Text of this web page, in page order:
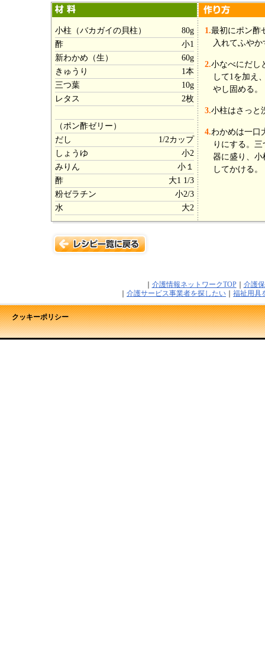
小柱（バカガイの貝柱）
80g
酢
小1
新わかめ（生）
60g
きゅうり
1本
三つ葉
10g
レタス
2枚
（ポン酢ゼリー）
だし
1/2カップ
しょうゆ
小2
みりん
小１
酢
大1 1/3
粉ゼラチン
小2/3
水
大2
1.最初にポン酢
入れてふやか
2.小なべにだし
して1を加え
やし固める。
3.小柱はさっと
4.わかめは一口
りにする。
器に盛り、小
してかける。
介護情報ネットワークTOP｜ 介護
介護サービス事業者を探したい 福祉用具
クッキーポリシー